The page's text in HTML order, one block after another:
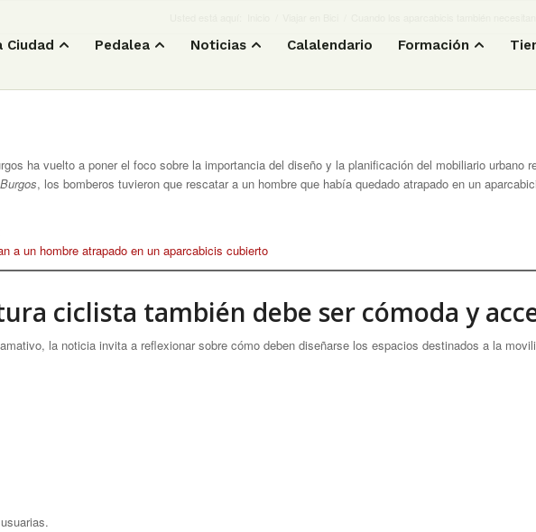
Ciudad Pedalea Noticias Calalendario Formación
ha vuelto a poner el foco sobre la importancia del diseño y la planificación del mobiliario urbano
, los bomberos tuvieron que rescatar a un hombre que había quedado atrapado en un
a un hombre atrapado en un aparcabicis cubierto
ciclista también debe ser cómoda y
la noticia invita a reflexionar sobre cómo deben diseñarse los espacios destinados a la